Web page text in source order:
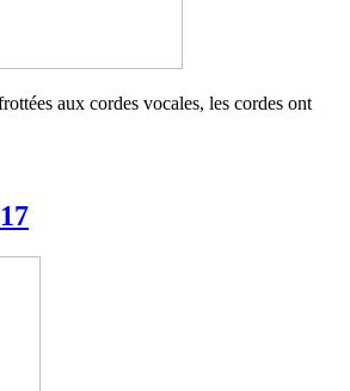
aux cordes vocales, les cordes ont